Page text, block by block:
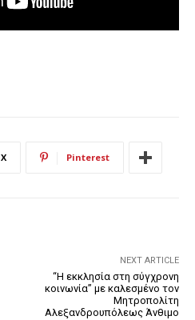
X Pinterest
NEXT ARTICLE
“Η εκκλησία στη σύγχρονη
κοινωνία” με καλεσμένο τον
Μητροπολίτη
Αλεξανδρουπόλεως Άνθιμο